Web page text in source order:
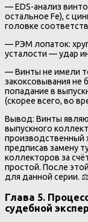
— EDS-анализ
остальное Fe), с
головке
— РЭМ лопаток:
усталости — удар
— Винты не имели
закоксовывания не
попадание в
(скорее всего, во
Вывод: Винты
выпускного
производственный
предписав замену
коллекторов за
простой. После
для данной серии. ⚖️
Глава 5.
судебной